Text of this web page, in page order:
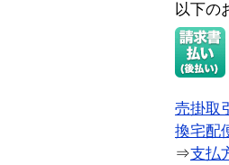
以下の
売掛取
換宅配
⇒支払